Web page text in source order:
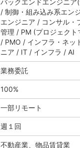
バックエンドエンジニア
/ 制御・組み込み系エン
エンジニア / コンサル・
管理 / PM (プロジェクト
/ PMO / インフラ・ネッ
ニア / IT / インフラ / AI
業務委託
100%
一部リモート
週１回
不動産業、物品賃貸業